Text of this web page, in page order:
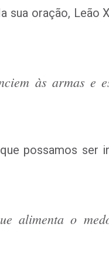
sua oração, Leão
às armas e
possamos ser
alimenta o